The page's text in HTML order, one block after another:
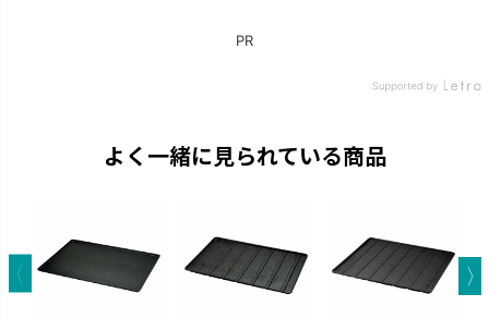
よく一緒に見られている商品